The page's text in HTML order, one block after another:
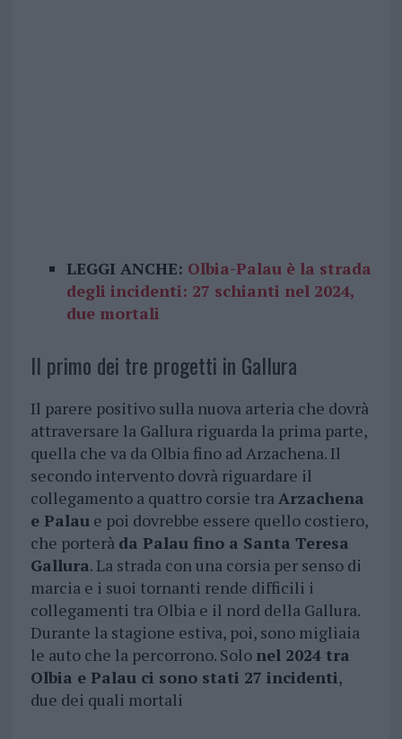
LEGGI ANCHE: Olbia-Palau è la strada
degli incidenti: 27 schianti nel 2024,
due mortali
Il primo dei tre progetti in Gallura
Il parere positivo sulla nuova arteria che dovrà
attraversare la Gallura riguarda la prima parte,
quella che va da Olbia fino ad Arzachena. Il
secondo intervento dovrà riguardare il
collegamento a quattro corsie traArzachena
e Palaue poi dovrebbe essere quello costiero,
che porterà da Palau fino a Santa Teresa
Gallura. La strada con una corsia per senso di
marcia e i suoi tornanti rende difficili i
collegamenti tra Olbia e il nord della Gallura.
Durante la stagione estiva, poi, sono migliaia
le auto che la percorrono. Solo nel 2024 tra
Olbia e Palau ci sono stati 27 incidenti,
due dei quali mortali